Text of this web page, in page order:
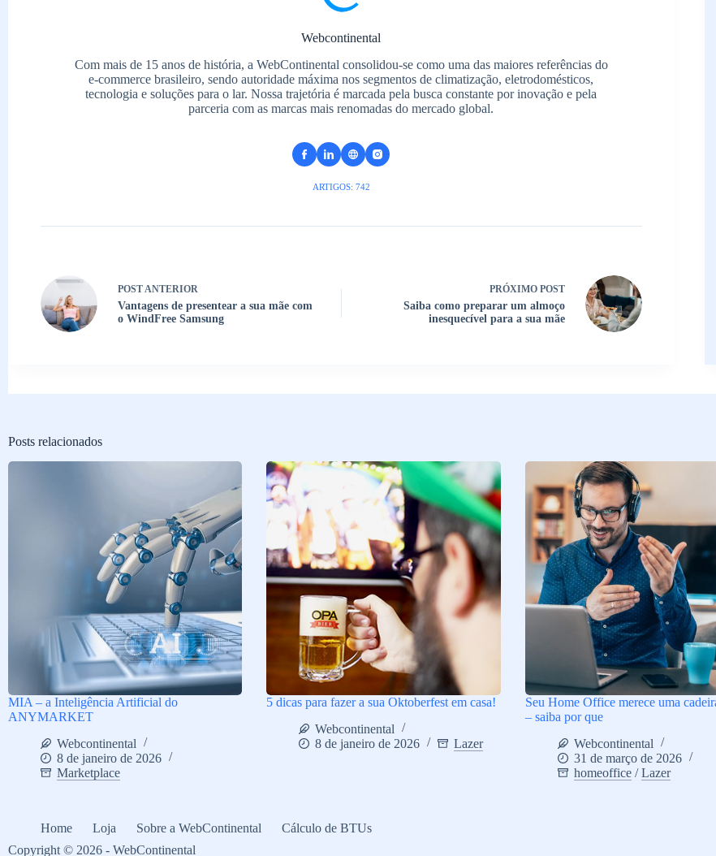
Webcontinental
Com mais de 15 anos de história, a WebContinental consolidou-se como uma das maiores referências do
e-commerce brasileiro, sendo autoridade máxima nos segmentos de climatização, eletrodomésticos,
tecnologia e soluções para o lar. Nossa trajetória é marcada pela busca constante por inovação e pela
parceria com as marcas mais renomadas do mercado global.
ARTIGOS: 742
POSTANTERIOR
Vantagens de presentear a sua mãe com
o WindFree Samsung
PRÓXIMO POST
Saiba como preparar um almoço
inesquecível para a sua mãe
Posts relacionados
MIA – a Inteligência Artificial do
ANYMARKET
Webcontinental
8 de janeiro de 2026
Marketplace
5 dicas para fazer a sua Oktoberfest em casa!
Webcontinental
8 de janeiro de 2026
Lazer
Seu Home Office merece uma
– saiba por que
Webcontinental
31 de março de 2026
homeoffice/Lazer
Home Loja Sobre a WebContinental
Cálculo de BTUs
Copyright © 2026 - WebContinental